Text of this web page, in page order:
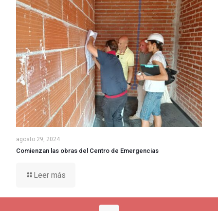
agosto 29, 2024
Comienzan las obras del Centro de Emergencias
Leer más